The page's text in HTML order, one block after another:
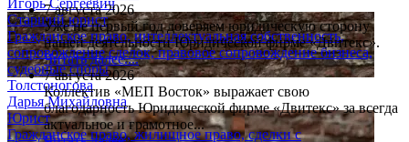
Игорь Сергеевич
Старший юрист
Гражданское право, интеллектуальная собственность,
сопровождение сделок, правовое сопровождение бизнеса,
судебные споры
Толстоногова
Дарья Михайловна
Юрист
Гражданское право, жилищное право, сделки с
7 августа 2026
Уже не первый год доверяем юридическую сторону
нашей деятельности Юридической фирме «Двитекс».
Читать далее....
7 августа 2026
Коллектив «МЕП Восток» выражает свою
благодарность Юридической фирме «Двитекс» за всегда
актуальное и грамотное...